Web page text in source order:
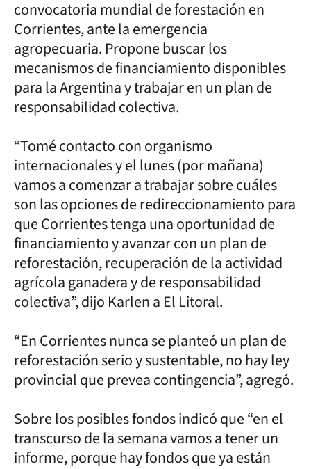
convocatoria mundial de forestación en
Corrientes, ante la emergencia
agropecuaria. Propone buscar los
mecanismos de financiamiento disponibles
para la Argentina y trabajar en un plan de
responsabilidad colectiva.
“Tomé contacto con organismo
internacionales y el lunes (por mañana)
vamos a comenzar a trabajar sobre cuáles
son las opciones de redireccionamiento para
que Corrientes tenga una oportunidad de
financiamiento y avanzar con un plan de
reforestación, recuperación de la actividad
agrícola ganadera y de responsabilidad
colectiva”, dijo Karlen a El Litoral.
“En Corrientes nunca se planteó un plan de
reforestación serio y sustentable, no hay ley
provincial que prevea contingencia”, agregó.
Sobre los posibles fondos indicó que “en el
transcurso de la semana vamos a tener un
informe, porque hay fondos que ya están